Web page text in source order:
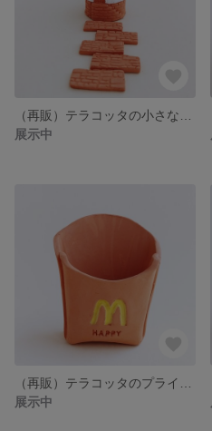
展示中
展示中